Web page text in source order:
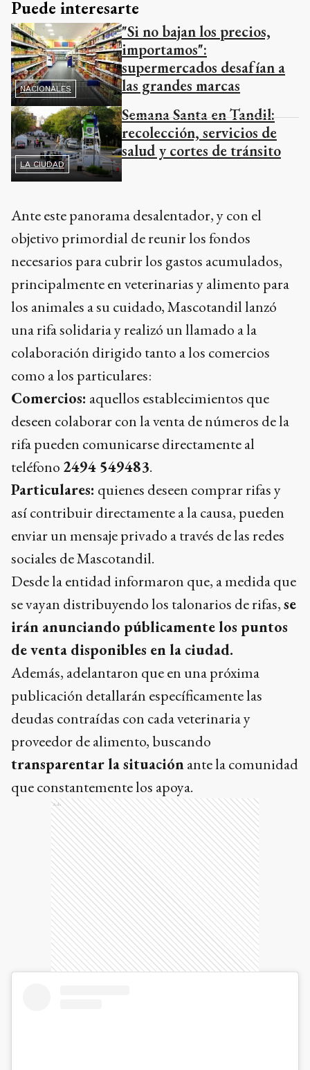
Puede interesarte
NACIONALES
"Si no bajan los precios,
importamos":
supermercados desafían a
las grandes marcas
LA CIUDAD
Semana Santa en Tandil:
recolección, servicios de
salud y cortes de tránsito
Ante este panorama desalentador, y con el
objetivo primordial de reunir los fondos
necesarios para cubrir los gastos acumulados,
principalmente en veterinarias y alimento para
los animales a su cuidado, Mascotandil lanzó
una rifa solidaria y realizó un llamado a la
colaboración dirigido tanto a los comercios
como a los particulares:
Comercios: aquellos establecimientos que
deseen colaborar con la venta de números de la
rifa pueden comunicarse directamente al
teléfono 2494 549483.
Particulares: quienes deseen comprar rifas y
así contribuir directamente a la causa, pueden
enviar un mensaje privado a través de las redes
sociales de Mascotandil.
Desde la entidad informaron que, a medida que
se vayan distribuyendo los talonarios de rifas,se
irán anunciando públicamente los puntos
de venta disponibles en la ciudad.
Además, adelantaron que en una próxima
publicación detallarán específicamente las
deudas contraídas con cada veterinaria y
proveedor de alimento, buscando
transparentar la situaciónante la comunidad
que constantemente los apoya.
Ads